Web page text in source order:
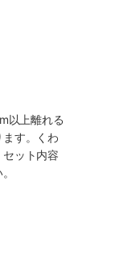
以上離れる
す。くわ
ット内容